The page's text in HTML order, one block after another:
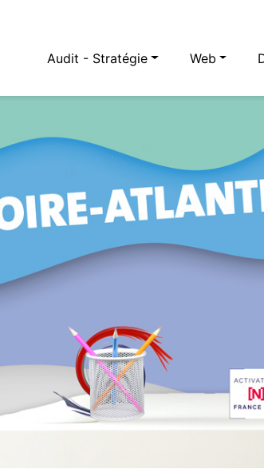
Audit - Stratégie Web